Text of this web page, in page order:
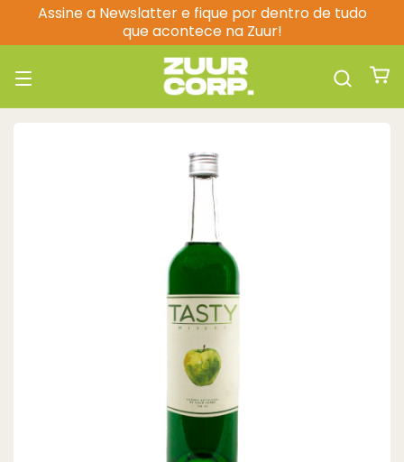
Assine a Newslatter e fique por dentro de tudo
que acontece na Zuur!